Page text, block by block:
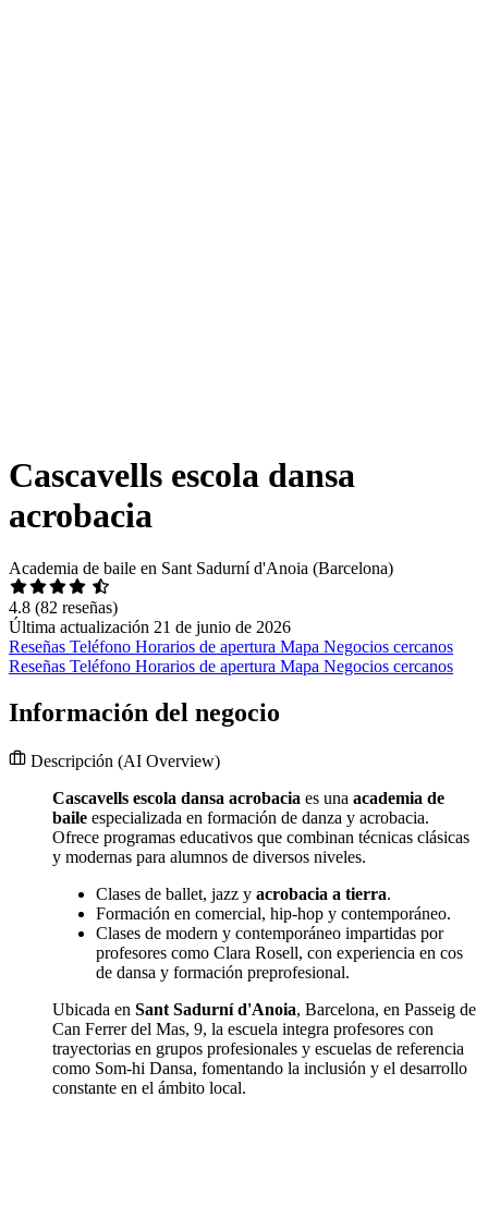
Cascavells escola dansa
acrobacia
Academia de baile en Sant Sadurní d'Anoia (Barcelona)
4.8 (82 reseñas)
Última actualización 21 de junio de 2026
Reseñas Teléfono Horarios de apertura Mapa Negocios cercanos
Reseñas Teléfono Horarios de apertura Mapa Negocios cercanos
Información del negocio
Descripción (AI Overview)
Cascavells escola dansa acrobacia es una academia de
baile especializada en formación de danza y acrobacia.
Ofrece programas educativos que combinan técnicas clásicas
y modernas para alumnos de diversos niveles.
Clases de ballet, jazz y acrobacia a tierra.
Formación en comercial, hip-hop y contemporáneo.
Clases de modern y contemporáneo impartidas por
profesores como Clara Rosell, con experiencia en cos
de dansa y formación preprofesional.
Ubicada en Sant Sadurní d'Anoia, Barcelona, en Passeig de
Can Ferrer del Mas, 9, la escuela integra profesores con
trayectorias en grupos profesionales y escuelas de referencia
como Som-hi Dansa, fomentando la inclusión y el desarrollo
constante en el ámbito local.